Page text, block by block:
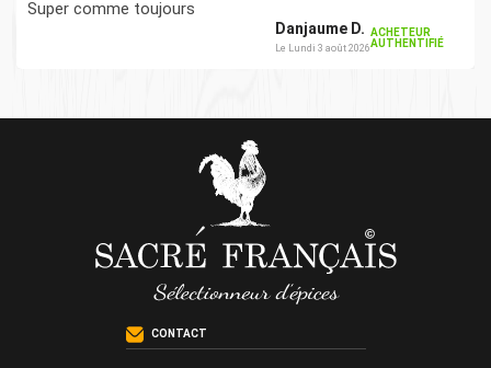
Super comme toujours
Danjaume D.
Le Lundi 3 août 2026
ACHETEUR
AUTHENTIFIÉ
CONTACT